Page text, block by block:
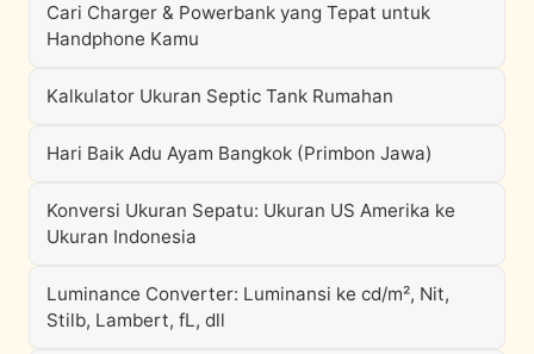
Cari Charger & Powerbank yang Tepat untuk
Handphone Kamu
Kalkulator Ukuran Septic Tank Rumahan
Hari Baik Adu Ayam Bangkok (Primbon Jawa)
Konversi Ukuran Sepatu: Ukuran US Amerika ke
Ukuran Indonesia
Luminance Converter: Luminansi ke cd/m², Nit,
Stilb, Lambert, fL, dll